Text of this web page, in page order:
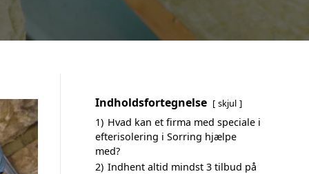
Indholdsfortegnelse skjul
1) Hvad kan et firma med speciale i
efterisolering i Sorring hjælpe
med?
2) Indhent altid mindst 3 tilbud på